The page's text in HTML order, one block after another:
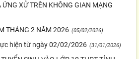
ỨNG XỬ TRÊN KHÔNG GIAN MẠNG
THÁNG 2 NĂM 2026 (05/02/2026)
hiện từ ngày 02/02/2026 (31/01/2026)